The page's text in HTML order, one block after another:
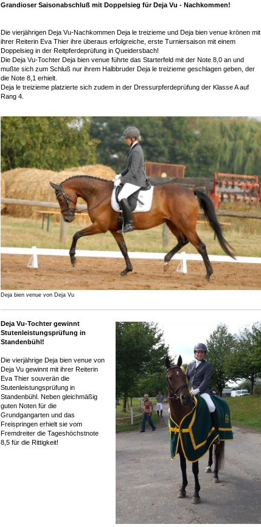
Grandioser Saisonabschluß mit Doppelsieg für Deja Vu - Nachkommen!
Die vierjährigen Deja Vu-Nachkommen Deja le treizieme und Deja bien venue krönen mit
ihrer Reiterin Eva Thier ihre überaus erfolgreiche, erste Turniersaison mit einem
Doppelsieg in der Reitpferdeprüfung in Queidersbach!
Die Deja Vu-Tochter Deja bien venue führte das Starterfeld mit der Note 8,0 an und
mußte sich zum Schluß nur ihrem Halbbruder Deja le treizieme geschlagen geben, der
die Note 8,1 erhielt.
Deja le treizieme platzierte sich zudem in der Dressurpferdeprüfung der Klasse A auf
Rang 4.
Deja bien venue von Deja Vu
Deja Vu-Tochter gewinnt
Stutenleistungsprüfung in
Standenbühl!
Die vierjährige Deja bien venue von
Deja Vu gewinnt mit ihrer Reiterin
Eva Thier souverän die
Stutenleistungsprüfung in
Standenbühl. Neben gleichmäßig
guten Noten für die
Grundgangarten und das
Freispringen erhielt sie vom
Fremdreiter die Tageshöchstnote
8,5 für die Rittigkeit!